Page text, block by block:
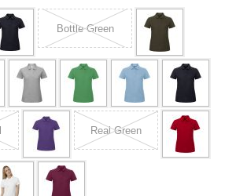
Bottle Green
Real Green